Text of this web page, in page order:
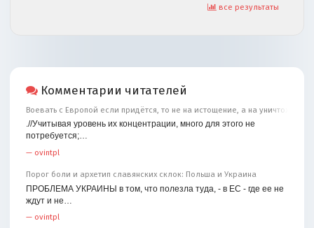
все результаты
Комментарии читателей
Воевать с Европой если придётся, то не на истощение, а на уничтожение
.//Учитывая уровень их концентрации, много для этого не
потребуется;…
— ovintpl
Порог боли и архетип славянских склок: Польша и Украина
ПРОБЛЕМА УКРАИНЫ в том, что полезла туда, - в ЕС - где ее не
ждут и не…
— ovintpl